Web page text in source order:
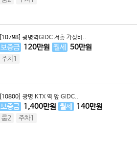
[10798] 광명역GIDC 저층 가성비..
보증금 120만원 월세 50만원
주차1
[10800] 광명 KTX 역 앞 GIDC..
보증금 1,400만원 월세 140만원
룸2 주차1